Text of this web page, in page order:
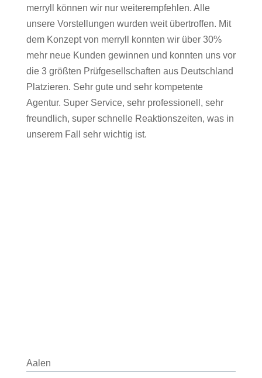
merryll können wir nur weiterempfehlen. Alle
unsere Vorstellungen wurden weit übertroffen. Mit
dem Konzept von merryll konnten wir über 30%
mehr neue Kunden gewinnen und konnten uns vor
die 3 größten Prüfgesellschaften aus Deutschland
Platzieren. Sehr gute und sehr kompetente
Agentur. Super Service, sehr professionell, sehr
freundlich, super schnelle Reaktionszeiten, was in
unserem Fall sehr wichtig ist.
Aalen